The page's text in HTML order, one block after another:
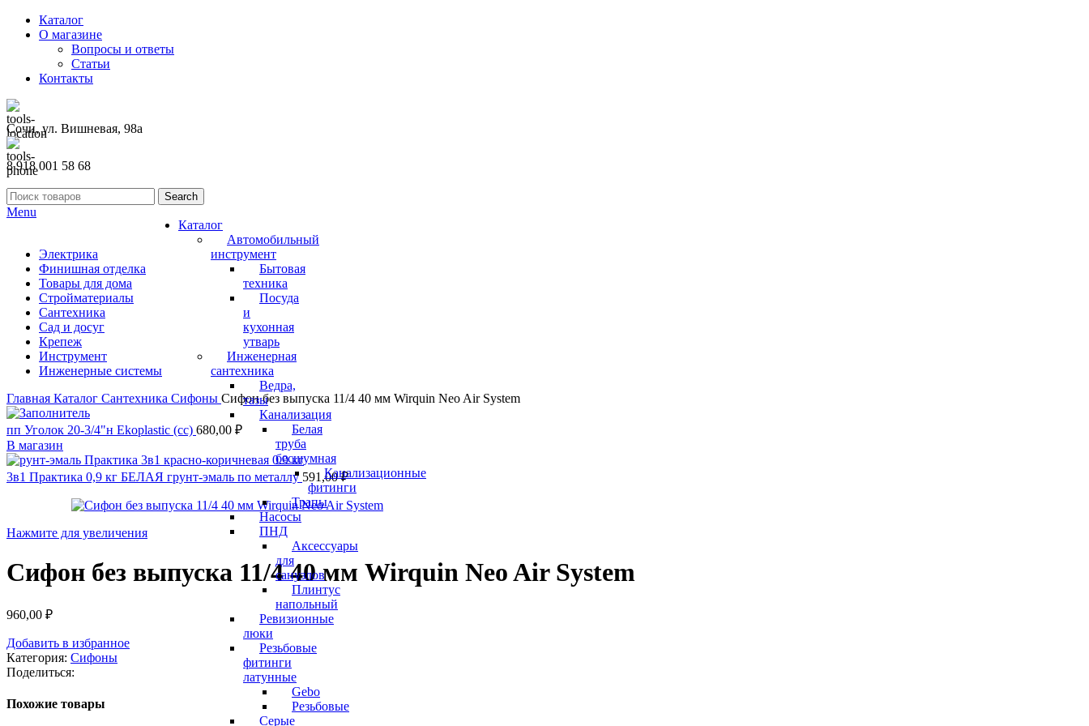
Каталог
О магазине
Вопросы и ответы
Статьи
Контакты
Сочи, ул. Вишневая, 98а
8 918 001 58 68
Каталог
Автомобильный
инструмент
Бытовая
техника
Посуда
и
кухонная
утварь
Инженерная
сантехника
Ведра,
тазы
Канализация
Белая
труба
бесшумная
Канализационные
фитинги
Трапы
Насосы
ПНД
Аксессуары
для
санузлов
Плинтус
напольный
Ревизионные
люки
Резьбовые
фитинги
латунные
Gebo
Резьбовые
Серые
Search
Menu
Электрика
Финишная отделка
Товары для дома
Стройматериалы
Сантехника
Сад и досуг
Крепеж
Инструмент
Инженерные системы
Главная Каталог Сантехника Сифоны Сифон без выпуска 11/4 40 мм Wirquin Neo Air System
пп Уголок 20-3/4"н Ekoplastic (сс) 680,00 ₽
В магазин
3в1 Практика 0,9 кг БЕЛАЯ грунт-эмаль по металлу 591,00₽
Нажмите для увеличения
Сифон без выпуска 11/4 40 мм Wirquin Neo Air System
960,00 ₽
Добавить в избранное
Категория: Сифоны
Поделиться:
Похожие товары